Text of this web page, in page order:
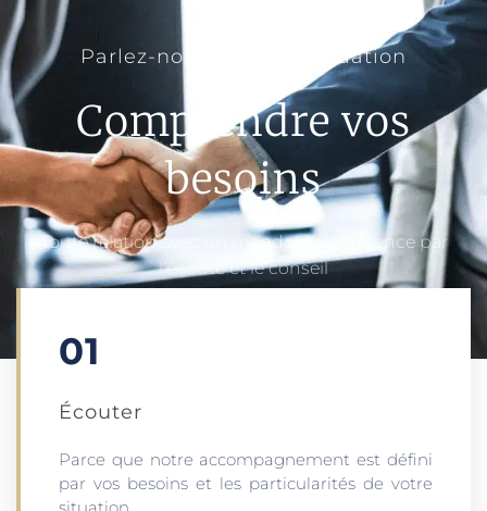
Parlez-nous de votre situation
Comprendre vos
besoins
Toute relation avec un mandant commence par
l’écoute et le conseil
01
Écouter​
Parce que notre accompagnement est défini
par vos besoins et les particularités de votre
situation.